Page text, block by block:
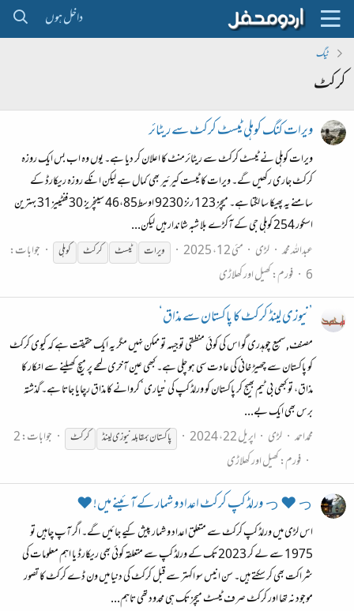
داخل ہوں
ٹیگ
کرکٹ
ویرات کنگ کوہلی ٹیسٹ کرکٹ سے ریٹائر
ویرات کوہلی نے ٹیسٹ کرکٹ سے ریٹائرمنٹ کا اعلان کر دیا ہے۔ یوں وہ اب بس ایک روزہ
کرکٹ جاری رکھیں گے۔ ویرات کا ٹیست کیرئیر بھی کمال ہے لیکن انکے روزہ ریکارڈ کے
سامنے یہ پھیکا سا لگتا ہے۔ میچز 123 رنز 9230 اوسط46،85 سینچریز 30 ففٹییز31 بہترین
اسکور 254 کوہلی جی کے آکڑے بلا شبہ شاندار ہیں لیکن...
عبداللہ محمد لڑی مئی 12، 2025 ویرات ٹیسٹ کرکٹ کوہلی
جوابات:
6
فورم:کھیل اور کھلاڑی
’نیوزی لینڈ کرکٹ کا پاکستان سے مذاق‘
مصنف, سمیع چوہدری گو اس کی کوئی منطقی توجیہہ تو ممکن نہیں مگر یہ ایک حقیقت ہے کہ کیوی کرکٹ
کو پاکستان سے چھیڑ خانی کی عادت سی ہو چلی ہے۔ کبھی عین آخری لمحے پر میچ کھیلنے سے انکار کا
مذاق، تو کبھی بی ٹیم بھیج کر پاکستان کو ورلڈ کپ کی ’تیاری‘ کروانے کا مذاق رچایا جاتا ہے۔ گذشتہ
برس بھی ایک بے...
محمداحمد لڑی اپریل 22، 2024 پاکستان بمقابلہ نیوزی لینڈ کرکٹ
جوابات: 2
فورم:کھیل اور کھلاڑی
っ ♥ っ ورلڈ کپ کرکٹ اعداد و شمار کے آئینے میں! ♥
اس لڑی میں ورلڈ کپ کرکٹ سے متعلق اعداد و شمار پیش کیے جائیں گے۔ اگر آپ چاہیں تو
1975 سے لے کر 2023 تک کے ورلڈ کپ سے متعلقہ کوئی بھی ریکارڈ یا اہم معلومات کی
شراکت بھی کر سکتے ہیں۔ سن انیس سو اکہتر سے قبل کرکٹ کی دنیا میں ون ڈے کرکٹ کا تصور
موجود نہ تھا اور کرکٹ صرف ٹیسٹ میچز تک ہی محدود تھی تاہم...